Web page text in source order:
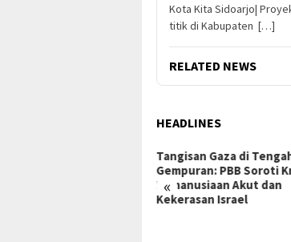
Kota Kita Sidoarjo|
titik di Kabupaten […]
RELATED NEWS
HEADLINES
«
Mega Proyek Klender:
Sinergi Perumnas &
Podomoro Wujudkan
Vertikal Modern